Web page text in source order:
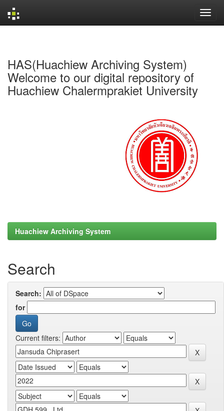
HAS(Huachiew Archiving System)
Welcome to our digital repository of
Huachiew Chalermprakiet University
Huachiew Archiving System
Search
Search:
for
Current filters: